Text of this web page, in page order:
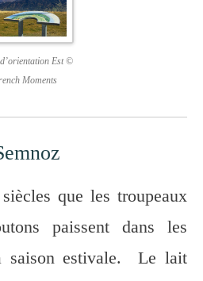
Est ©
Moments
que les troupeaux
paissent dans les
saison estivale. Le lait